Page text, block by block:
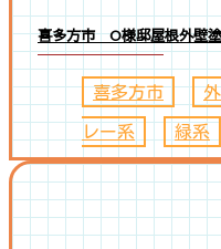
喜多方市 O様邸屋根外壁
喜多方市 、
レー系 緑系